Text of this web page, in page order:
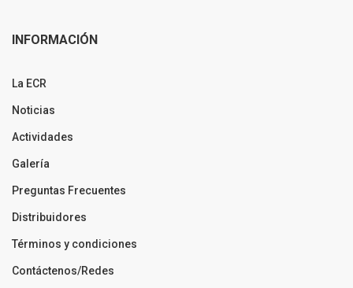
INFORMACIÓN
La ECR
Noticias
Actividades
Galería
Preguntas Frecuentes
Distribuidores
Términos y condiciones
Contáctenos/Redes